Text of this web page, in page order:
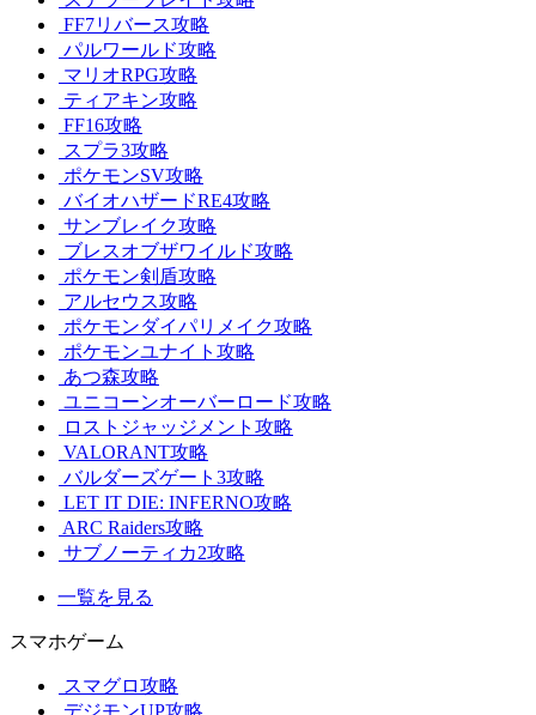
FF7リバース攻略
パルワールド攻略
マリオRPG攻略
ティアキン攻略
FF16攻略
スプラ3攻略
ポケモンSV攻略
バイオハザードRE4攻略
サンブレイク攻略
ブレスオブザワイルド攻略
ポケモン剣盾攻略
アルセウス攻略
ポケモンダイパリメイク攻略
ポケモンユナイト攻略
あつ森攻略
ユニコーンオーバーロード攻略
ロストジャッジメント攻略
VALORANT攻略
バルダーズゲート3攻略
LET IT DIE: INFERNO攻略
ARC Raiders攻略
サブノーティカ2攻略
一覧を見る
スマホゲーム
スマグロ攻略